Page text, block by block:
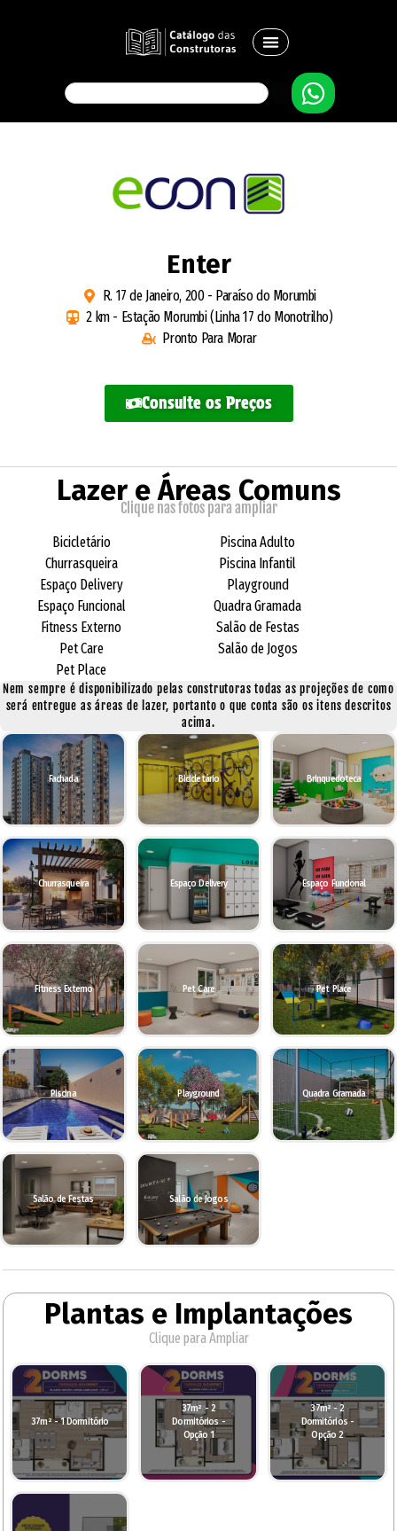
Enter
R. 17 de Janeiro, 200 - Paraíso do Morumbi
2 km - Estação Morumbi (Linha 17 do Monotrilho)
Pronto Para Morar
Consulte os Preços
Lazer e Áreas Comuns
Clique nas fotos para ampliar
Bicicletário
Churrasqueira
Espaço Delivery
Espaço Funcional
Fitness Externo
Pet Care
Pet Place
Piscina Adulto
Piscina Infantil
Playground
Quadra Gramada
Salão de Festas
Salão de Jogos
Nem sempre é disponibilizado pelas construtoras todas as projeções de como
será entregue as áreas de lazer, portanto o que conta são os itens descritos
acima.
Fachada Bicicletário Brinquedoteca
Churrasqueira Espaço Delivery Espaço Funcional
Fitness Externo Pet Care Pet Place
Piscina Playground Quadra Gramada
Salão de Festas Salão de Jogos
Plantas e Implantações
Clique para Ampliar
37m² - 1 Dormitório
37m² - 2
Dormitórios -
Opção 1
37m² - 2
Dormitórios -
Opção 2